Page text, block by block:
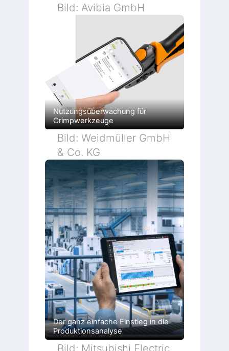
b
r
i
Bild: Avibia GmbH
Nutzungsüberwachung für
Crimpwerkzeuge
Bild: Weidmüller GmbH
& Co. KG
Der ganz einfache Einstieg in die
Produktionsanalyse
Bild: Mitsubishi Electric